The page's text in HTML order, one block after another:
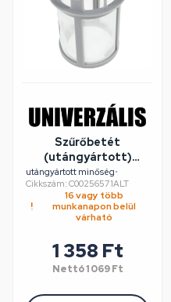
Szűrőbetét
(utángyártott)
INDESIT
mosogatógép
utángyártott minőség•
Cikkszám: C00256571ALT
16 vagy több
munkanapon belül
várható
1 358 Ft
Nettó1 069 Ft